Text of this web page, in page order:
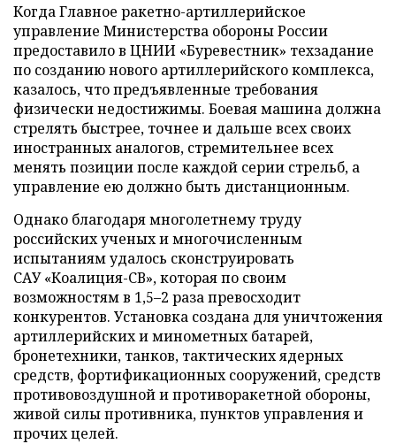
Когда Главное ракетно-артиллерийское
управление Министерства обороны России
предоставило в ЦНИИ «Буревестник» техзадание
по созданию нового артиллерийского комплекса,
казалось, что предъявленные требования
физически недостижимы. Боевая машина должна
стрелять быстрее, точнее и дальше всех своих
иностранных аналогов, стремительнее всех
менять позиции после каждой серии стрельб, а
управление ею должно быть дистанционным.
Однако благодаря многолетнему труду
российских ученых и многочисленным
испытаниям удалось сконструировать
САУ «Коалиция-СВ», которая по своим
возможностям в 1,5–2 раза превосходит
конкурентов. Установка создана для уничтожения
артиллерийских и минометных батарей,
бронетехники, танков, тактических ядерных
средств, фортификационных сооружений, средств
противовоздушной и противоракетной обороны,
живой силы противника, пунктов управления и
прочих целей.